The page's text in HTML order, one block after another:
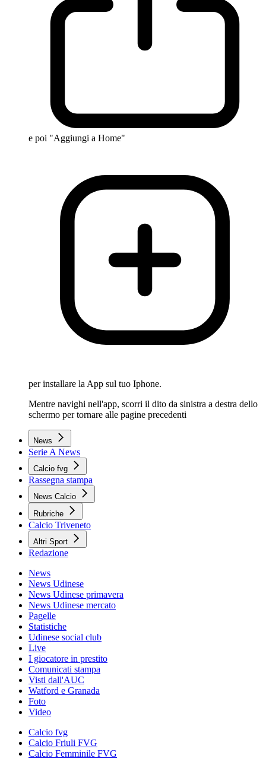
e poi "Aggiungi a Home"
per installare la App sul tuo Iphone.
Mentre navighi nell'app, scorri il dito da sinistra a destra dello
schermo per tornare alle pagine precedenti
News
Serie A News
Calcio fvg
Rassegna stampa
News Calcio
Rubriche
Calcio Triveneto
Altri Sport
Redazione
News
News Udinese
News Udinese primavera
News Udinese mercato
Pagelle
Statistiche
Udinese social club
Live
I giocatore in prestito
Comunicati stampa
Visti dall'AUC
Watford e Granada
Foto
Video
Calcio fvg
Calcio Friuli FVG
Calcio Femminile FVG